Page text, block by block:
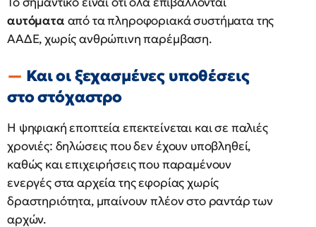
αυτόματα από τα πληροφοριακά συστήματα της
ΑΑΔΕ, χωρίς ανθρώπινη παρέμβαση.
Και οι ξεχασμένες υποθέσεις
στο στόχαστρο
Η ψηφιακή εποπτεία επεκτείνεται και σε παλιές
χρονιές: δηλώσεις που δεν έχουν υποβληθεί,
καθώς και επιχειρήσεις που παραμένουν
ενεργές στα αρχεία της εφορίας χωρίς
δραστηριότητα, μπαίνουν πλέον στο ραντάρ των
αρχών.